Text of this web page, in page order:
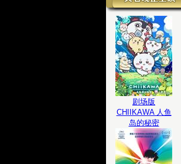
剧场版
CHIIKAWA 人鱼
岛的秘密